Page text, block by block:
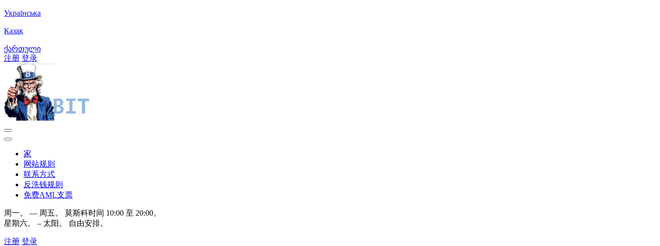
Українська
Казақ
ქართული
注册 登录
家
网站规则
联系方式
反洗钱规则
免费AML支票
周一。 — 周五。 莫斯科时间 10:00 至 20:00。
星期六。 – 太阳。 自由安排。
注册 登录